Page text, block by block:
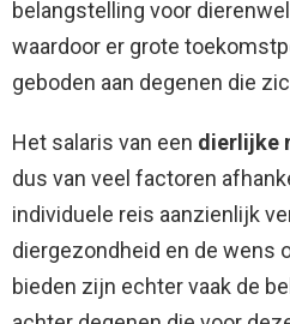
belangstelling voor
waardoor er grote
geboden aan degenen die
Het salaris van een dierlijke
dus van veel factoren
individuele reis aanzienlijk
diergezondheid en de wens
bieden zijn echter vaak de